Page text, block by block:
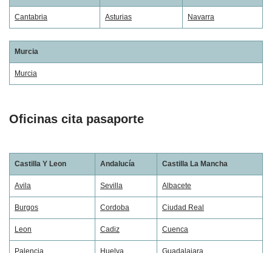
Cantabria Asturias Navarra
Murcia
Murcia
Oficinas cita pasaporte
Castilla Y Leon Andalucía Castilla La Mancha
Avila Sevilla Albacete
Burgos Cordoba Ciudad Real
Leon Cadiz Cuenca
Palencia Huelva Guadalajara